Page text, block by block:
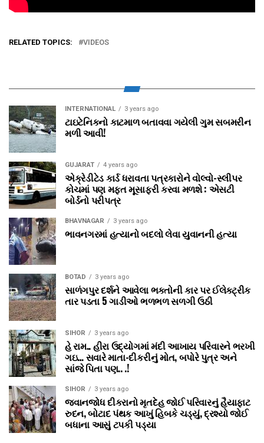
RELATED TOPICS: VIDEOS
INTERNATIONAL 3 years ago
ટાઇટેનિકનો કાટમાળ બતાવવા ગયેલી ગુમ સબમરીન
મળી આવી!
GUJARAT 4 years ago
એક્રેડીટેડ કાર્ડ ધરાવતા પત્રકારોને વોલ્‍વો-સ્‍લીપર
કોચમાં પણ મફત મૂસાફરી કરવા મળશે : એસટી
બોર્ડનો પરીપત્ર
BHAVNAGAR 3 years ago
ભાવનગરમાં હત્યાનો બદલો લેવા યુવાનની હત્યા
BOTAD 3 years ago
સાળંગપુર દર્શને આવેલા ભક્તોની કાર પર ઈલેક્ટ્રીક
તાર પડતા 5 ગાડીઓ ભળભળ સળગી ઉઠી
SIHOR 3 years ago
હે રામ.. હીરા ઉદ્યોગમાં મંદી આખાય પરિવારને ભરખી
ગઇ… સવારે માતા-દીકરીનું મોત, બપોરે પુત્ર અને
સાંજે પિતા પણ.. .!
SIHOR 3 years ago
જવાનજોધ દીકરાનો મૃતદેહ જોઈ પરિવારનું હૈયાફાટ
રુદન, બોટાદ પંથક આખું હિબકે ચડ્યું, દ્રશ્યો જોઈ
બધાના આસું ટપકી પડ્યા